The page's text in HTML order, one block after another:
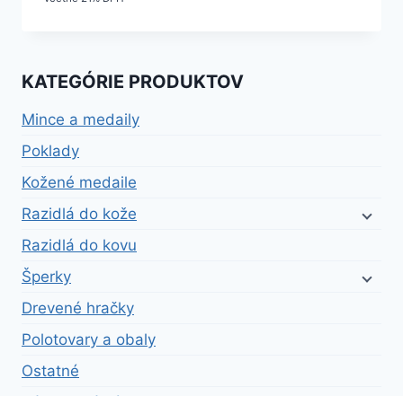
KATEGÓRIE PRODUKTOV
Mince a medaily
Poklady
Kožené medaile
Razidlá do kože
Razidlá do kovu
Šperky
Drevené hračky
Polotovary a obaly
Ostatné